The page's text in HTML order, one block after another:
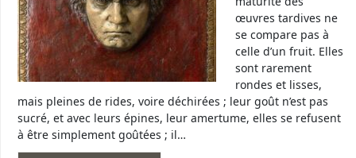
œuvres tardives ne
se compare pas à
celle d’un fruit. Elles
sont rarement
rondes et lisses,
mais pleines de rides, voire déchirées ; leur goût n’est pas
sucré, et avec leurs épines, leur amertume, elles se refusent
à être simplement goûtées ; il…